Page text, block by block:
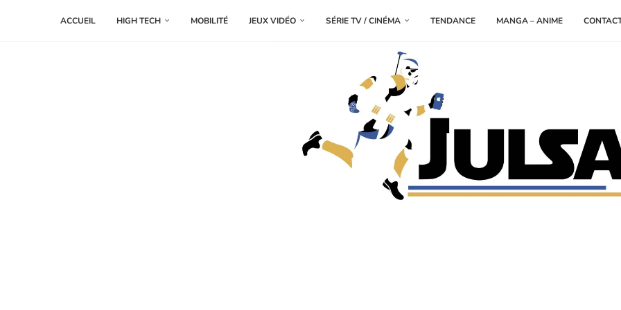
ACCUEIL HIGH TECH MOBILITÉ JEUX VIDÉO SÉRIE TV / CINÉMA TENDANCE MANGA – ANIME